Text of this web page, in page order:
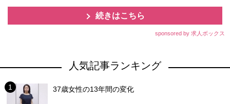
続きはこちら
sponsored by 求人ボックス
人気記事ランキング
37歳女性の13年間の変化